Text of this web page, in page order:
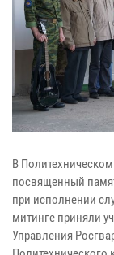
В
посвященный
при исполнении
митинге приняли
Управления